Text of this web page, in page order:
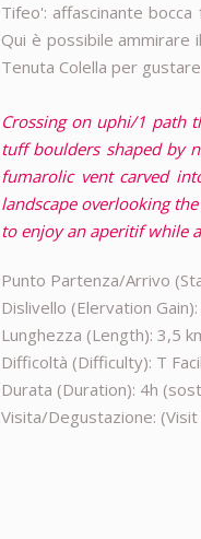
Tifeo': affascinante
Qui è possibile ammirare
Tenuta Colella per
Crossing on uphi/1 path
tuff boulders shaped by
fumarolic vent carved
landscape overlooking
to enjoy an aperitif while
Punto Partenza/Arrivo
Dislivello (Elervation
Lunghezza (Length): 3,5
Difficoltà (Difficulty): T
Durata (Duration): 4h
Visita/Degustazione: